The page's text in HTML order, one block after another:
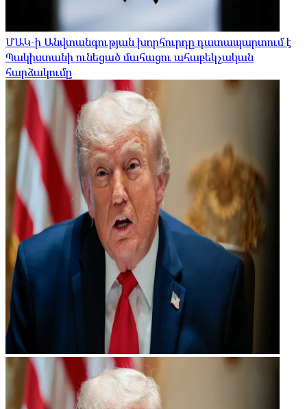
ՄԱԿ-ի Անվտանգության խորհուրդը դատապարտում է
Պակիստանի ունեցած մահացու ահաբեկչական
հարձակումը